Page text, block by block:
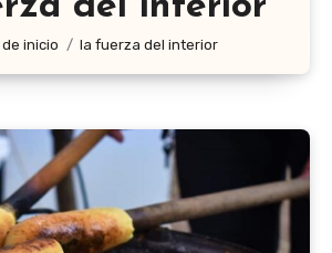
inicio la fuerza del interior